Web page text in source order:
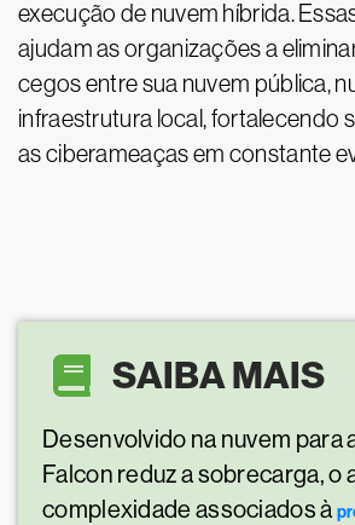
execução de nuvem híbrida.
ajudam as organizações a
cegos entre sua nuvem pública,
infraestrutura local, fortalecendo
as ciberameaças em constante
SAIBA MAIS
Desenvolvido na nuvem para
Falcon reduz a sobrecarga, o
complexidade associados à